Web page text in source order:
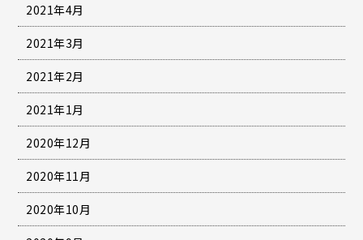
2021年4月
2021年3月
2021年2月
2021年1月
2020年12月
2020年11月
2020年10月